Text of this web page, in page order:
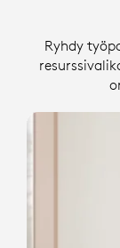
Ryhdy